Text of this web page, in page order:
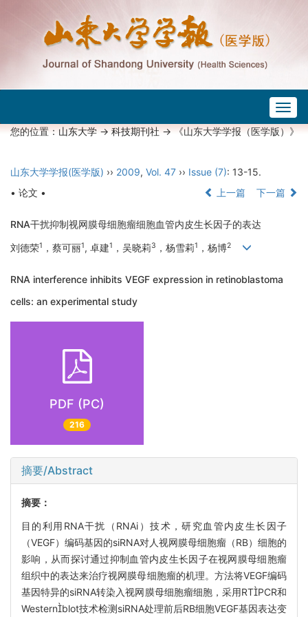
您的位置：山东大学->科技期刊社-> 《山东大学学报（医学版）》
山东大学学报(医学版) ›› 2009, Vol. 47 ›› Issue (7): 13-15.
• 论文 •
上一篇 下一篇
RNA干扰抑制视网膜母细胞瘤细胞血管内皮生长因子的表达
刘德荣1 ，蔡可丽1, 卓建1 ，吴晓莉3 ，杨雪莉1 ，杨博2
RNA interference inhibits VEGF expression in retinoblastoma
cells: an experimental study
PDF (PC)
216
摘要/Abstract
摘要：
目的利用RNA干扰（RNAi）技术，研究血管内皮生长因子
（VEGF）编码基因的siRNA对人视网膜母细胞瘤（RB）细胞的
影响，从而探讨通过抑制血管内皮生长因子在视网膜母细胞瘤
组织中的表达来治疗视网膜母细胞瘤的机理。方法将VEGF编码
基因特异的siRNA转染入视网膜母细胞瘤细胞，采用RTPCR和
Westernblot技术检测siRNA处理前后RB细胞VEGF基因表达变